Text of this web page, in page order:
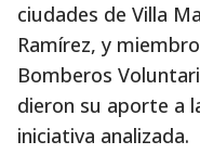
ciudades de Villa
Ramírez, y
Bomberos
dieron su aporte a
iniciativa analizada.